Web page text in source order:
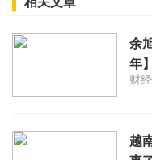
余
年】
财
越